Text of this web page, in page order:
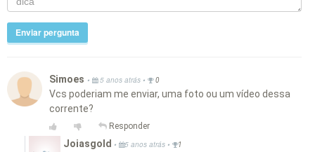
Enviar pergunta
Simoes • 5 anos atrás • 0
Vcs poderiam me enviar, uma foto ou um vídeo dessa
corrente?
Responder
Joiasgold • 5 anos atrás • 1